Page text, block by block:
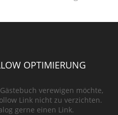
OPTIMIERUNG
verewigen möchte,
Link nicht zu verzichten.
gerne einen Link.